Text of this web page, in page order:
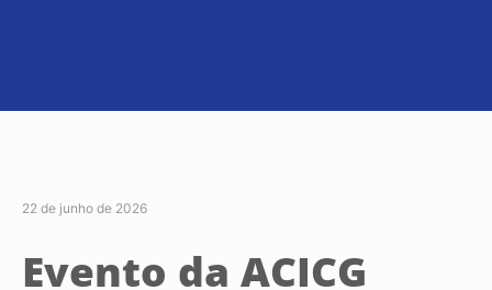
22 de junho de 2026
Evento da ACICG